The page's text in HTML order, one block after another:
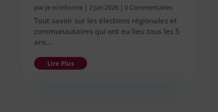
par Je m'informe| 2 Jan 2026| 0 Commentaires
Tout savoir sur les élections régionales et
communautaires qui ont eu lieu tous les 5
ans…
Lire Plus